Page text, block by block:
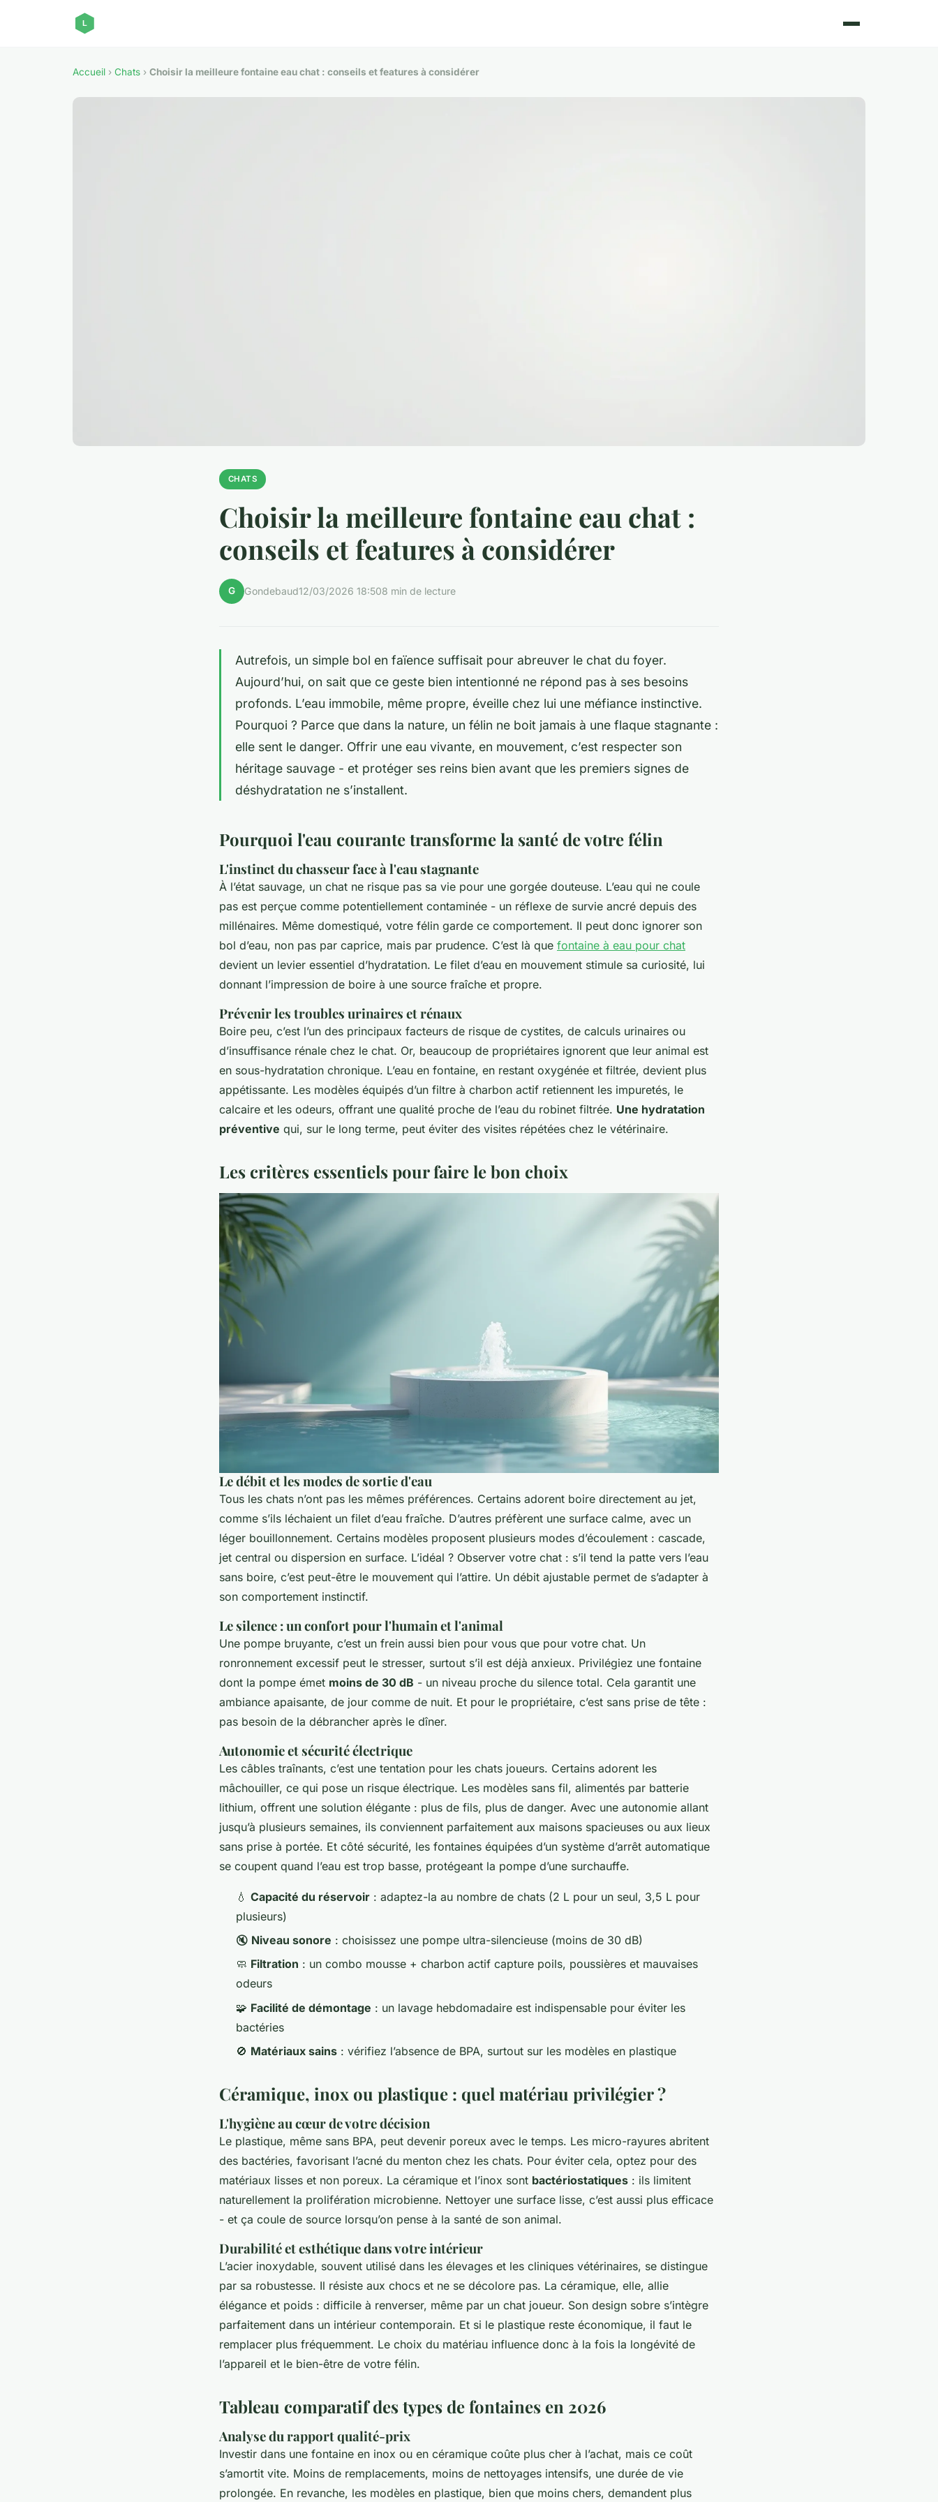
Accueil › Chats › Choisir la meilleure fontaine eau chat : conseils et features à considérer
CHATS
Choisir la meilleure fontaine eau chat :
conseils et features à considérer
G Gondebaud12/03/2026 18:508 min de lecture
Autrefois, un simple bol en faïence suffisait pour abreuver le chat du foyer.
Aujourd’hui, on sait que ce geste bien intentionné ne répond pas à ses besoins
profonds. L’eau immobile, même propre, éveille chez lui une méfiance instinctive.
Pourquoi ? Parce que dans la nature, un félin ne boit jamais à une flaque stagnante :
elle sent le danger. Offrir une eau vivante, en mouvement, c’est respecter son
héritage sauvage - et protéger ses reins bien avant que les premiers signes de
déshydratation ne s’installent.
Pourquoi l'eau courante transforme la santé de votre félin
L'instinct du chasseur face à l'eau stagnante
À l’état sauvage, un chat ne risque pas sa vie pour une gorgée douteuse. L’eau qui ne coule
pas est perçue comme potentiellement contaminée - un réflexe de survie ancré depuis des
millénaires. Même domestiqué, votre félin garde ce comportement. Il peut donc ignorer son
bol d’eau, non pas par caprice, mais par prudence. C’est là que fontaine à eau pour chat
devient un levier essentiel d’hydratation. Le filet d’eau en mouvement stimule sa curiosité, lui
donnant l’impression de boire à une source fraîche et propre.
Prévenir les troubles urinaires et rénaux
Boire peu, c’est l’un des principaux facteurs de risque de cystites, de calculs urinaires ou
d’insuffisance rénale chez le chat. Or, beaucoup de propriétaires ignorent que leur animal est
en sous-hydratation chronique. L’eau en fontaine, en restant oxygénée et filtrée, devient plus
appétissante. Les modèles équipés d’un filtre à charbon actif retiennent les impuretés, le
calcaire et les odeurs, offrant une qualité proche de l’eau du robinet filtrée. Une hydratation
préventive qui, sur le long terme, peut éviter des visites répétées chez le vétérinaire.
Les critères essentiels pour faire le bon choix
Le débit et les modes de sortie d'eau
Tous les chats n’ont pas les mêmes préférences. Certains adorent boire directement au jet,
comme s’ils léchaient un filet d’eau fraîche. D’autres préfèrent une surface calme, avec un
léger bouillonnement. Certains modèles proposent plusieurs modes d’écoulement : cascade,
jet central ou dispersion en surface. L’idéal ? Observer votre chat : s’il tend la patte vers l’eau
sans boire, c’est peut-être le mouvement qui l’attire. Un débit ajustable permet de s’adapter à
son comportement instinctif.
Le silence : un confort pour l'humain et l'animal
Une pompe bruyante, c’est un frein aussi bien pour vous que pour votre chat. Un
ronronnement excessif peut le stresser, surtout s’il est déjà anxieux. Privilégiez une fontaine
dont la pompe émet moins de 30 dB - un niveau proche du silence total. Cela garantit une
ambiance apaisante, de jour comme de nuit. Et pour le propriétaire, c’est sans prise de tête :
pas besoin de la débrancher après le dîner.
Autonomie et sécurité électrique
Les câbles traînants, c’est une tentation pour les chats joueurs. Certains adorent les
mâchouiller, ce qui pose un risque électrique. Les modèles sans fil, alimentés par batterie
lithium, offrent une solution élégante : plus de fils, plus de danger. Avec une autonomie allant
jusqu’à plusieurs semaines, ils conviennent parfaitement aux maisons spacieuses ou aux lieux
sans prise à portée. Et côté sécurité, les fontaines équipées d’un système d’arrêt automatique
se coupent quand l’eau est trop basse, protégeant la pompe d’une surchauffe.
💧 Capacité du réservoir : adaptez-la au nombre de chats (2 L pour un seul, 3,5 L pour
plusieurs)
🔇 Niveau sonore : choisissez une pompe ultra-silencieuse (moins de 30 dB)
🧼 Filtration : un combo mousse + charbon actif capture poils, poussières et mauvaises
odeurs
🧩 Facilité de démontage : un lavage hebdomadaire est indispensable pour éviter les
bactéries
🚫 Matériaux sains : vérifiez l’absence de BPA, surtout sur les modèles en plastique
Céramique, inox ou plastique : quel matériau privilégier ?
L'hygiène au cœur de votre décision
Le plastique, même sans BPA, peut devenir poreux avec le temps. Les micro-rayures abritent
des bactéries, favorisant l’acné du menton chez les chats. Pour éviter cela, optez pour des
matériaux lisses et non poreux. La céramique et l’inox sont bactériostatiques : ils limitent
naturellement la prolifération microbienne. Nettoyer une surface lisse, c’est aussi plus efficace
- et ça coule de source lorsqu’on pense à la santé de son animal.
Durabilité et esthétique dans votre intérieur
L’acier inoxydable, souvent utilisé dans les élevages et les cliniques vétérinaires, se distingue
par sa robustesse. Il résiste aux chocs et ne se décolore pas. La céramique, elle, allie
élégance et poids : difficile à renverser, même par un chat joueur. Son design sobre s’intègre
parfaitement dans un intérieur contemporain. Et si le plastique reste économique, il faut le
remplacer plus fréquemment. Le choix du matériau influence donc à la fois la longévité de
l’appareil et le bien-être de votre félin.
Tableau comparatif des types de fontaines en 2026
Analyse du rapport qualité-prix
Investir dans une fontaine en inox ou en céramique coûte plus cher à l’achat, mais ce coût
s’amortit vite. Moins de remplacements, moins de nettoyages intensifs, une durée de vie
prolongée. En revanche, les modèles en plastique, bien que moins chers, demandent plus